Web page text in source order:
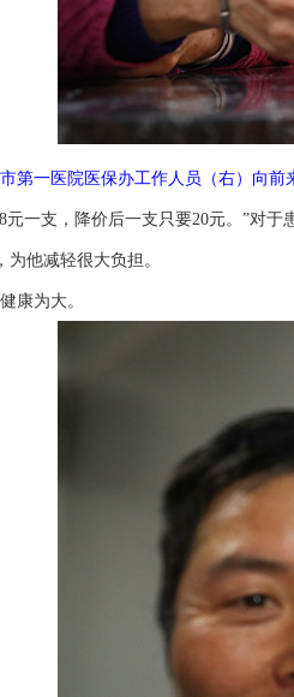
第一医院医保办工作人员（右）向
元一支，降价后一支只要20元。”对
为他减轻很大负担。
康为大。